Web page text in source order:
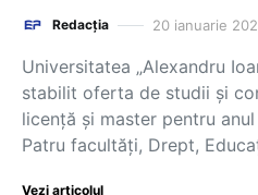
Redacția 20 ianuarie
Universitatea „Alexandru
stabilit oferta de studii și
licență și master pentru
Patru facultăți, Drept,
Vezi articolul